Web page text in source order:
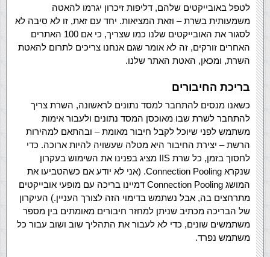
לטפל באובייקטים שלהם, דליפות זיכרון יגרמו להאטה
משמעותית בשרת – וזאת המציאות. יחד עם זאת, זו לא סיבה לא
לסגור את האובייקטים שלנו כמו שצריך, כי אם 100 האתרים
האחרים זורקים, זה לא אומר שגם אנחנו צריכים לתרום להאטת
השרת, ומכאן, האטת האתר שלנו.
בריכת החיבורים
כשאנו מנסים להתחבר למסד נתונים לראשונה, השרת צריך
להתחבר לשרת שבו מאוכסן המסד נתונים ולעבור אימות
משתמש לפני שיוכל לקבל חיבור מאומת – ובהתאם למהירות
הרשת – יצירת החיבור היא מטלה שעשויה להיות ארוכה. כדי
לחסוך בזמן, כל שרת IIS מציג בפנינו את השימוש בעקרון
שנקרא Connection Pooling. (אני לא יודע אם כשהטביעו את
המושג Connection Pooling דמיינו בריכה עם מופעי אובייקטים
מתרחצים בה, אבל נשתמש בדימוי הזה לצורך העניין.) העיקרון
של הבריכה מכתיב שניתן למחזר חיבורים מאומתים בין מספר
משתמשים שונים, כדי לא לעבור את התהליך שוב ושוב עבור כל
משתמש נפרד.